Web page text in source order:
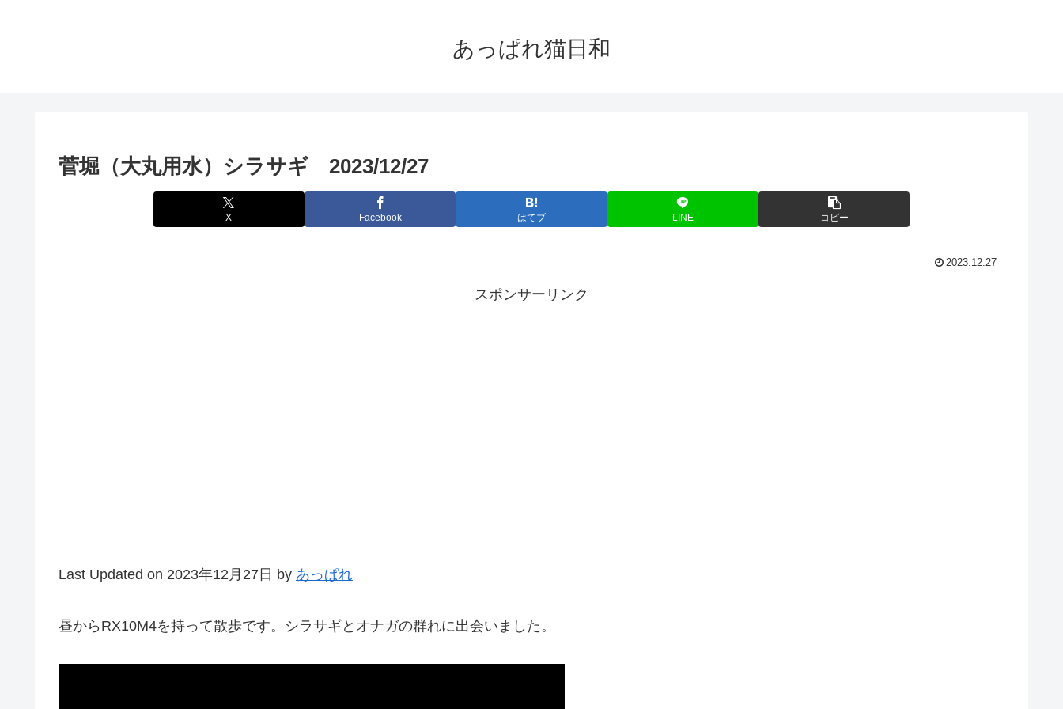
あっぱれ猫日和
菅堀（大丸用水）シラサギ 2023/12/27
X Facebook はてブ LINE コピー
2023.12.27
スポンサーリンク
Last Updated on 2023年12月27日 by あっぱれ
昼からRX10M4を持って散歩です。シラサギとオナガの群れに出会いました。